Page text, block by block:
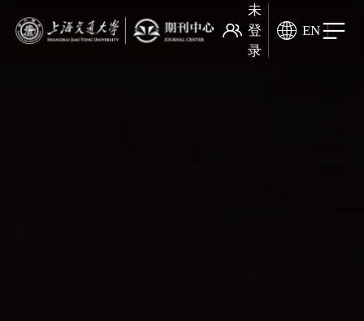
未
登
录
EN